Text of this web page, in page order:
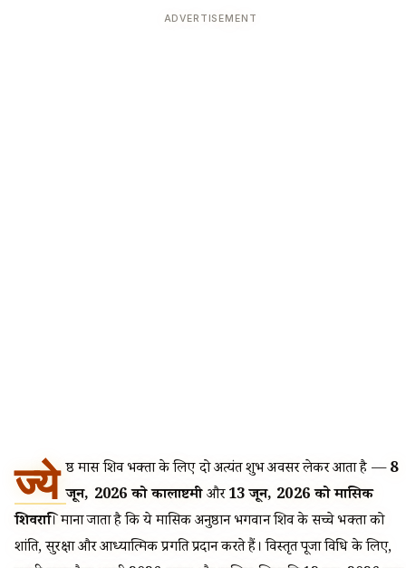
ADVERTISEMENT
ज्ये ष्ठ मास शिव भक्तों के लिए दो अत्यंत शुभ अवसर लेकर आता है —8
जून, 2026 को कालाष्टमीऔर13 जून, 2026 को मासिक
शिवरात्रि। माना जाता है कि ये मासिक अनुष्ठान भगवान शिव के सच्चे भक्तों को
शांति, सुरक्षा और आध्यात्मिक प्रगति प्रदान करते हैं। विस्तृत पूजा विधि के लिए,